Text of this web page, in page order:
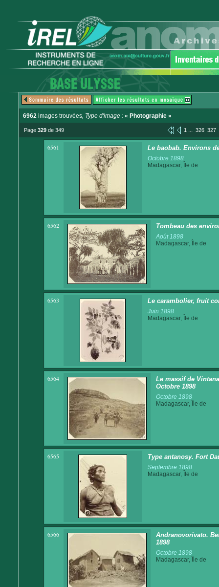
6962 images trouvées, Type d'image : « Photographie »
Page 329 de 349 1 ... 326 327
6561 Le baobab. Environs
Octobre 1898
Madagascar, Île de
6562 Tombeau des
Août 1898
Madagascar, Île de
6563 Le carambolier, fruit
Juin 1898
Madagascar, Île de
6564
Le massif de
Octobre 1898
Octobre 1898
Madagascar, Île de
6565 Type antanosy. Fort
Septembre 1898
Madagascar, Île de
6566
Andranovorivato.
1898
Octobre 1898
Madagascar, Île de